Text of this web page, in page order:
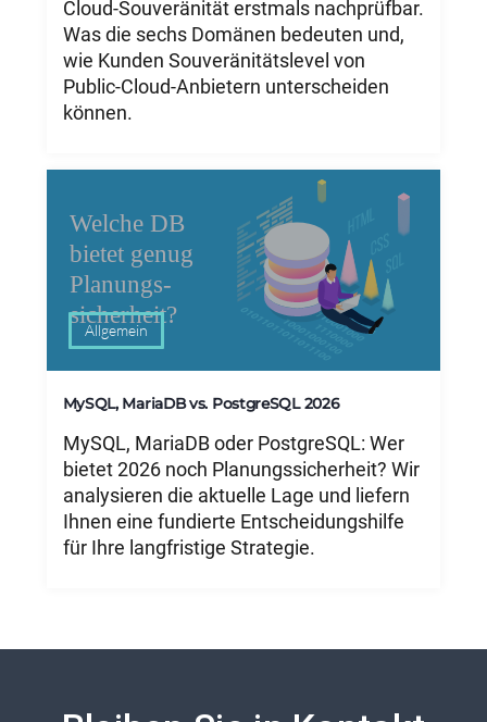
Cloud-Souveränität erstmals nachprüfbar.
Was die sechs Domänen bedeuten und,
wie Kunden Souveränitätslevel von
Public-Cloud-Anbietern unterscheiden
können.
Allgemein
MySQL, MariaDB vs. PostgreSQL 2026
MySQL, MariaDB oder PostgreSQL: Wer
bietet 2026 noch Planungssicherheit? Wir
analysieren die aktuelle Lage und liefern
Ihnen eine fundierte Entscheidungshilfe
für Ihre langfristige Strategie.